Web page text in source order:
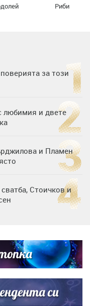
Риби
за този
любимия и двете
и Пламен
Стоичков и
си